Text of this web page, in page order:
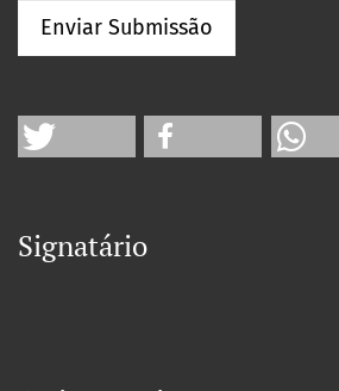
Enviar Submissão
Signatário